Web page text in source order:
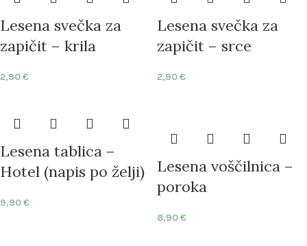
Lesena svečka za
zapičit – krila
2,90€
Lesena svečka za
zapičit – srce
2,90€
Lesena tablica –
Hotel (napis po želji)
9,90€
Lesena voščilnica –
poroka
8,90€